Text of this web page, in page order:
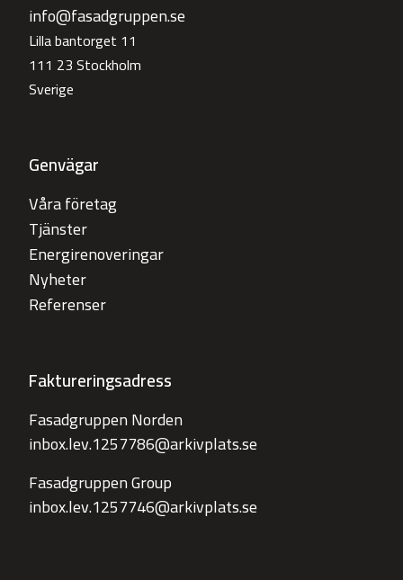
info@fasadgruppen.se
Lilla bantorget 11
111 23 Stockholm
Sverige
Genvägar
Våra företag
Tjänster
Energirenoveringar
Nyheter
Referenser
Faktureringsadress
Fasadgruppen Norden
inbox.lev.1257786@arkivplats.se
Fasadgruppen Group
inbox.lev.1257746@arkivplats.se